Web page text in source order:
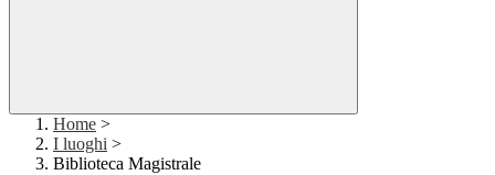
Home >
I luoghi >
Biblioteca Magistrale